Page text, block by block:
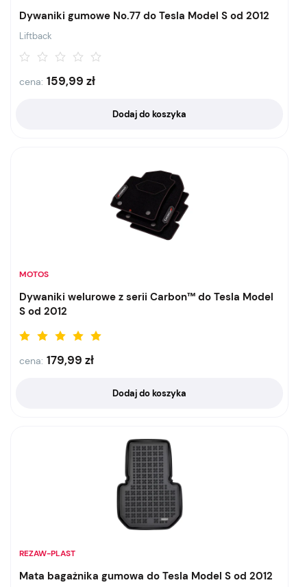
Dywaniki gumowe No.77 do Tesla Model S od 2012
Liftback
cena: 159,99 zł
Dodaj do koszyka
MOTOS
Dywaniki welurowe z serii Carbon™ do Tesla Model
S od 2012
cena: 179,99 zł
Dodaj do koszyka
REZAW-PLAST
Mata bagażnika gumowa do Tesla Model S od 2012